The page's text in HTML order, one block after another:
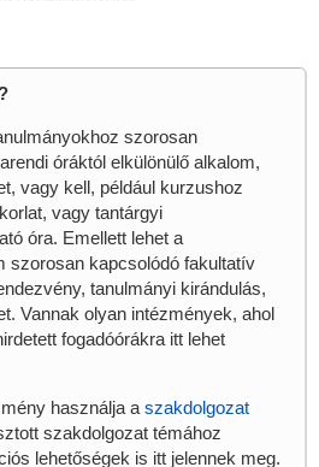
szorosan
óráktól elkülönülő alkalom,
vagy kell, például kurzushoz
vagy tantárgyi
óra. Emellett lehet a
szorosan kapcsolódó fakultatív
tanulmányi kirándulás,
Vannak olyan intézmények, ahol
fogadóórákra itt lehet
használja a szakdolgozat
szakdolgozat témához
lehetőségek is itt jelennek meg.